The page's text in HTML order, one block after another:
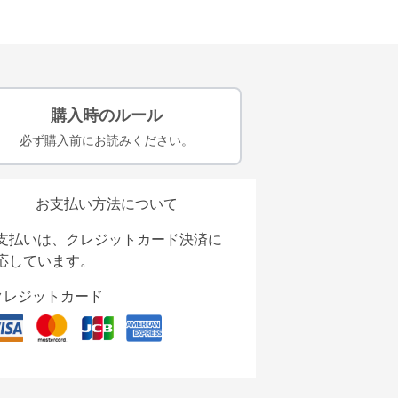
購入時のルール
必ず購入前にお読みください。
お支払い方法について
払いは、クレジットカード決済に
しています。
レジットカード